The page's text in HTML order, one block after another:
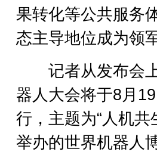
果转化等公共服务
态主导地位成为领
记者从发布会上
器人大会将于8月
行，主题为“人机共
举办的世界机器人